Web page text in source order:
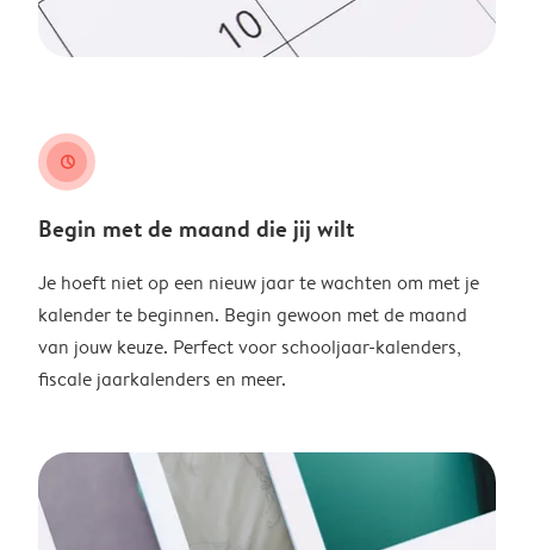
clock
Begin met de maand die jij wilt
Je hoeft niet op een nieuw jaar te wachten om met je
kalender te beginnen. Begin gewoon met de maand
van jouw keuze. Perfect voor schooljaar-kalenders,
fiscale jaarkalenders en meer.